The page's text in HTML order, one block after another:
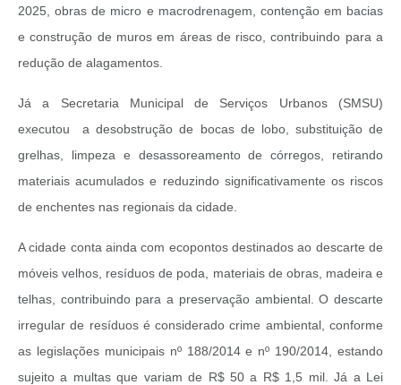
2025, obras de micro e macrodrenagem, contenção em bacias
e construção de muros em áreas de risco, contribuindo para a
redução de alagamentos.
Já a Secretaria Municipal de Serviços Urbanos (SMSU)
executou a desobstrução de bocas de lobo, substituição de
grelhas, limpeza e desassoreamento de córregos, retirando
materiais acumulados e reduzindo significativamente os riscos
de enchentes nas regionais da cidade.
A cidade conta ainda com ecopontos destinados ao descarte de
móveis velhos, resíduos de poda, materiais de obras, madeira e
telhas, contribuindo para a preservação ambiental. O descarte
irregular de resíduos é considerado crime ambiental, conforme
as legislações municipais nº 188/2014 e nº 190/2014, estando
sujeito a multas que variam de R$ 50 a R$ 1,5 mil. Já a Lei